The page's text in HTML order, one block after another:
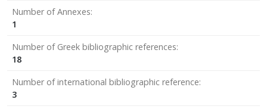
Number of Annexes
1
Number of Greek bibliographic references
18
Number of international bibliographic reference
3